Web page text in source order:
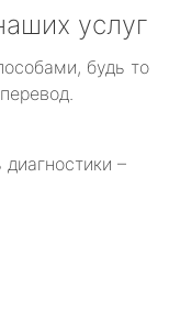
услуг
будь то
–